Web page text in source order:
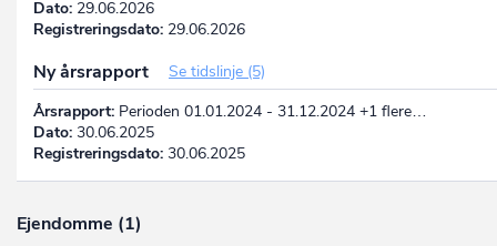
Dato: 29.06.2026
Registreringsdato: 29.06.2026
Ny årsrapport
Se tidslinje (5)
Årsrapport: Perioden 01.01.2024 - 31.12.2024 +1 flere…
Dato: 30.06.2025
Registreringsdato: 30.06.2025
Ejendomme (1)